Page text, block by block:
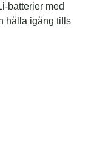
batterier med
hålla igång tills